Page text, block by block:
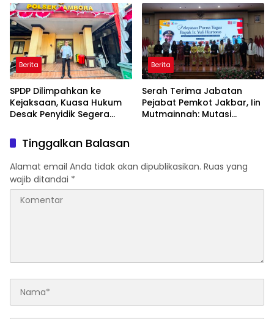
DNA bagi Petugas dan
Warga Binaan
Berita
SPDP Dilimpahkan ke
Kejaksaan, Kuasa Hukum
Desak Penyidik Segera
Pengeroyokan
Berita
Serah Terima Jabatan
Pejabat Pemkot Jakbar, Iin
Mutmainnah: Mutasi
Tinggalkan Balasan
Alamat email Anda tidak akan dipublikasikan. Ruas yang
wajib ditandai *